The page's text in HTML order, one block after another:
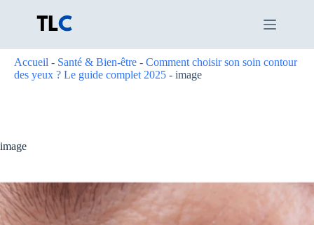
Accueil - Santé & Bien-être - Comment choisir son soin contour
des yeux ? Le guide complet 2025 - image
image